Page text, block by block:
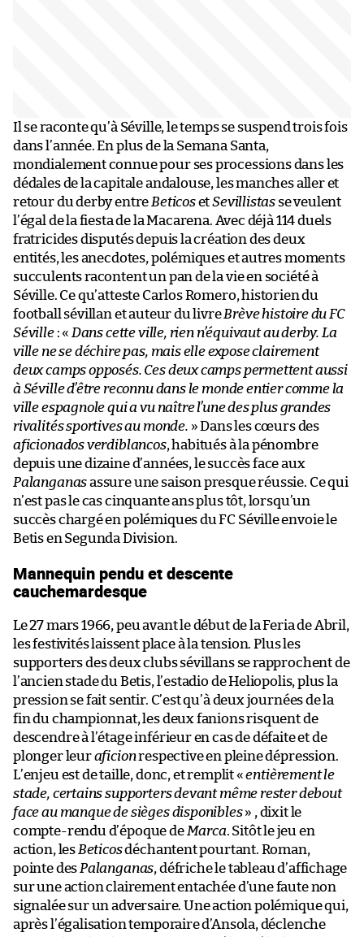
Il se raconte qu’à Séville, le temps se suspend trois fois
dans l’année. En plus de la Semana Santa,
mondialement connue pour ses processions dans les
dédales de la capitale andalouse, les manches aller et
retour du derby entre BeticosetSevillistas se veulent
l’égal de la fiesta de la Macarena. Avec déjà 114 duels
fratricides disputés depuis la création des deux
entités, les anecdotes, polémiques et autres moments
succulents racontent un pan de la vie en société à
Séville. Ce qu’atteste Carlos Romero, historien du
football sévillan et auteur du livreBrève histoire du FC
Séville: « Dans cette ville, rien n’équivaut au derby. La
ville ne se déchire pas, mais elle expose clairement
deux camps opposés. Ces deux camps permettent aussi
à Séville d’être reconnu dans le monde entier comme la
ville espagnole qui a vu naître l’une des plus grandes
rivalités sportives au monde. » Dans les cœurs des
aficionados verdiblancos, habitués à la pénombre
depuis une dizaine d’années, le succès face aux
Palanganasassure une saison presque réussie. Ce qui
n’est pas le cas cinquante ans plus tôt, lorsqu’un
succès chargé en polémiques du FC Séville envoie le
Betis en Segunda Division.
Mannequin pendu et descente
cauchemardesque
Le 27 mars 1966, peu avant le début de la Feria de Abril,
les festivités laissent place à la tension. Plus les
supporters des deux clubs sévillans se rapprochent de
l’ancien stade du Betis, l’estadio de Heliopolis, plus la
pression se fait sentir. C’est qu’à deux journées de la
fin du championnat, les deux fanions risquent de
descendre à l’étage inférieur en cas de défaite et de
plonger leuraficionrespective en pleine dépression.
L’enjeu est de taille, donc, et remplit «entièrement le
stade, certains supporters devant même rester debout
face au manque de sièges disponibles» , dixit le
compte-rendu d’époque de Marca. Sitôt le jeu en
action, les Beticosdéchantent pourtant. Roman,
pointe des Palanganas, défriche le tableau d’affichage
sur une action clairement entachée d’une faute non
signalée sur un adversaire. Une action polémique qui,
après l’égalisation temporaire d’Ansola, déclenche